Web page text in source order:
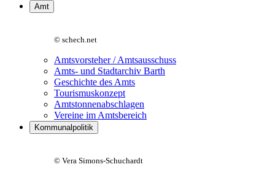
Amt
© schech.net
Amtsvorsteher / Amtsausschuss
Amts- und Stadtarchiv Barth
Geschichte des Amts
Tourismuskonzept
Amtstonnenabschlagen
Vereine im Amtsbereich
Kommunalpolitik
© Vera Simons-Schuchardt